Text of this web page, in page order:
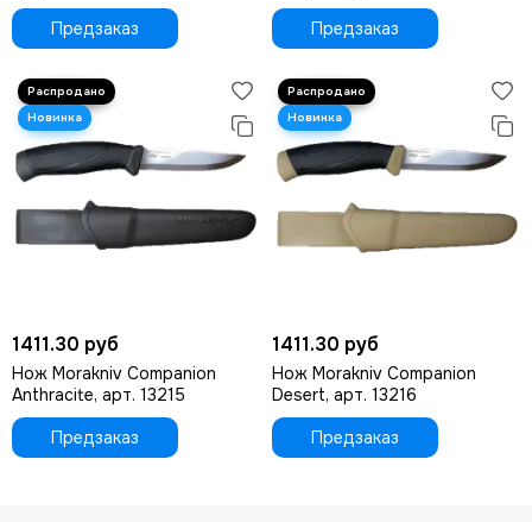
Предзаказ
Предзаказ
1411.30 руб
Нож Morakniv Companion
Anthracite, арт. 13215
Предзаказ
1411.30 руб
Нож Morakniv Companion
Desert, арт. 13216
Предзаказ